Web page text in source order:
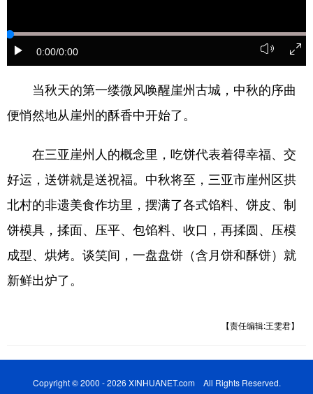
0:00/0:00
当秋天的第一缕微风唤醒崖州古城，中秋的序曲
便悄然地从崖州的酥香中开始了。
在三亚崖州人的概念里，吃饼代表着得幸福、交
好运，送饼就是送祝福。中秋将至，三亚市崖州区拱
北村的非遗美食作坊里，摆满了各式馅料、饼皮、制
饼模具，揉面、压平、包馅料、收口，再揉圆、压模
成型、烘烤。谈笑间，一盘盘饼（含月饼和酥饼）就
新鲜出炉了。
【责任编辑:王雯君】
Copyright © 2000 - 2026 XINHUANET.com All Rights Reserved.